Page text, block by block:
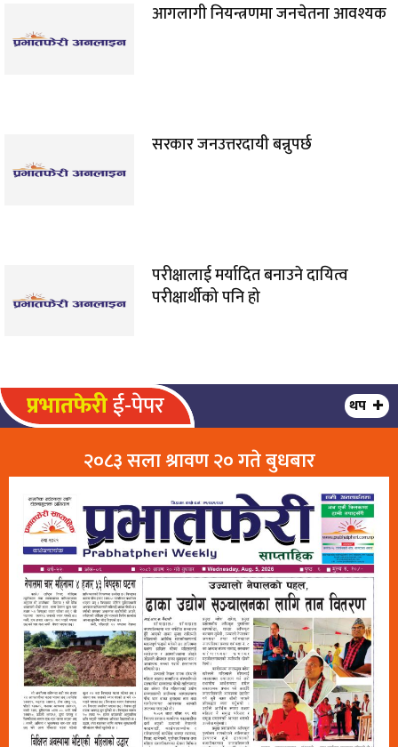
आगलागी नियन्त्रणमा जनचेतना आवश्यक
सरकार जनउत्तरदायी बन्नुपर्छ
परीक्षालाई मर्यादित बनाउने दायित्व
परीक्षार्थीको पनि हो
प्रभातफेरीई-पेपर थप
२०८३ सला श्रावण २० गते बुधबार